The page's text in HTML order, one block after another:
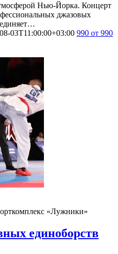
Нью-Йорка. Концерт
джазовых
03T11:00:00+03:00 990 от 990
«Лужники»
единоборств